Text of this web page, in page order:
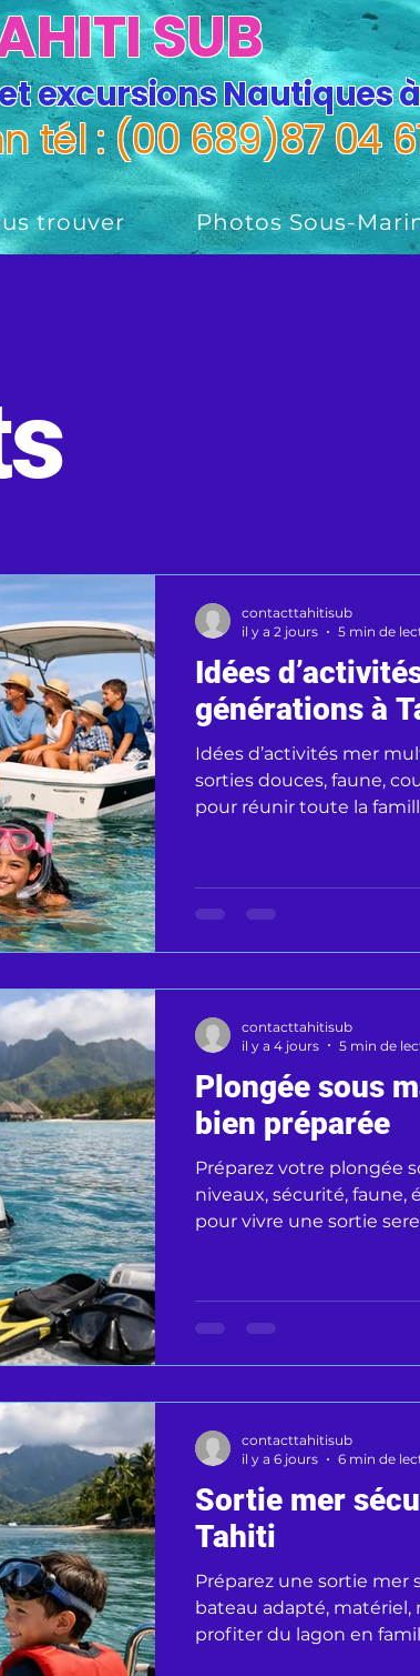
SUB
excursions Nautiques
tél : (00 689)87 04
trouver Photos Sous-
Idées
générations à
Idées d’activités mer
sorties douces, faune,
pour réunir toute la
contacttahitisub
il y a 2 jours
5 min de
Plongée sous
bien préparée
Préparez votre plongée
niveaux, sécurité,
pour vivre une sortie
contacttahitisub
il y a 4 jours
5 min de
Sortie mer
Tahiti
Préparez une sortie mer
bateau adapté,
profiter du lagon en
contacttahitisub
il y a 6 jours
6 min de